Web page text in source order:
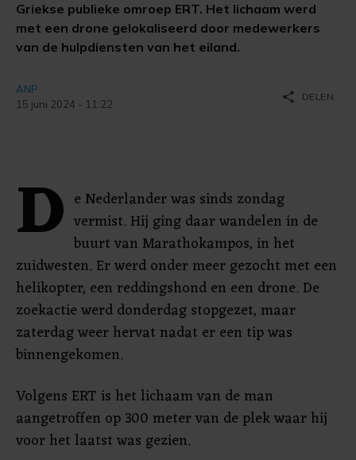
Griekse publieke omroep ERT. Het lichaam werd
met een drone gelokaliseerd door medewerkers
van de hulpdiensten van het eiland.
ANP
15 juni 2024 - 11:22
share DELEN
D e Nederlander was sinds zondag
vermist. Hij ging daar wandelen in de
buurt van Marathokampos, in het
zuidwesten. Er werd onder meer gezocht met een
helikopter, een reddingshond en een drone. De
zoekactie werd donderdag stopgezet, maar
zaterdag weer hervat nadat er een tip was
binnengekomen.
Volgens ERT is het lichaam van de man
aangetroffen op 300 meter van de plek waar hij
voor het laatst was gezien.